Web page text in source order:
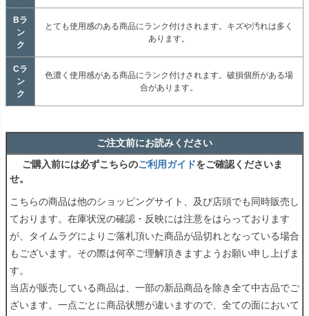
Bラ
ン
ク
とても使用感のある商品にランク付けされます。キズや汚れは多く
あります。
Cラ
ン
ク
色濃く使用感がある商品にランク付けされます。破損個所がある場
合があります。
ご注文前にお読みください
ご購入前には必ずこちらのご利用ガイドをご確認くださいま
せ。
こちらの商品は他のショッピングサイト、及び店頭でも同時販売し
ております。在庫状況の確認・反映には注意をはらっております
が、タイムラグによりご落札頂いた商品が品切れとなっている場合
もございます。その際は何卒ご理解頂きますようお願い申し上げま
す。
当店が販売している商品は、一部の新品商品を除き全て中古品でご
ざいます。一点ごとに商品状態が違いますので、全ての面において